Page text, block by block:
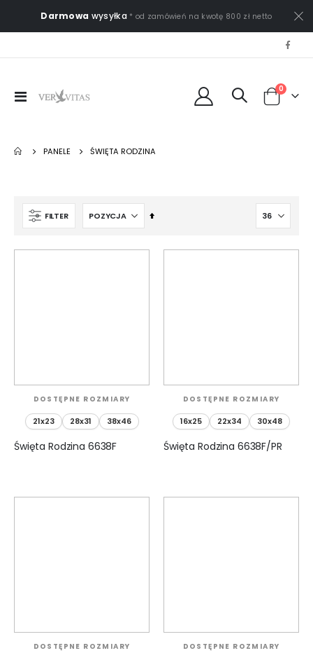
Darmowa wysyłka * od zamówień na kwotę 800 zł netto
Przełącznik
Cart
0
PANELE ŚWIĘTA RODZINA
FILTER
Ustaw
DOSTĘPNE ROZMIARY
21x23 28x31 38x46
Święta Rodzina 6638F
DOSTĘPNE ROZMIARY
16x25 22x34 30x48
Święta Rodzina 6638F/PR
DOSTĘPNE ROZMIARY DOSTĘPNE ROZMIARY